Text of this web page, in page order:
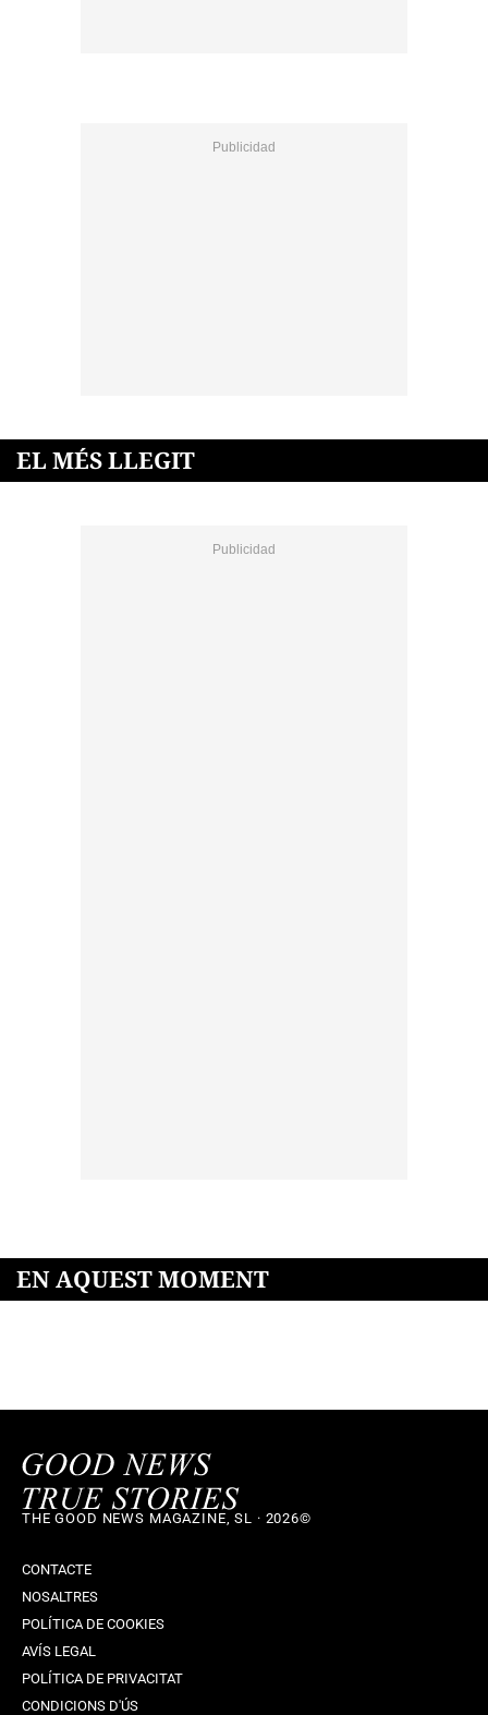
EL MÉS LLEGIT
EN AQUEST MOMENT
THE GOOD NEWS MAGAZINE, SL · 2026©
CONTACTE
NOSALTRES
POLÍTICA DE COOKIES
AVÍS LEGAL
POLÍTICA DE PRIVACITAT
CONDICIONS D'ÚS